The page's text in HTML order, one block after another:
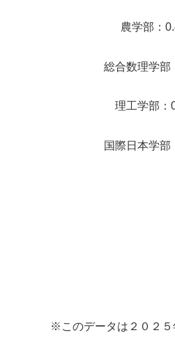
農学部：
総合数理学部
理工学部：
国際日本学部
※このデータは２０２５